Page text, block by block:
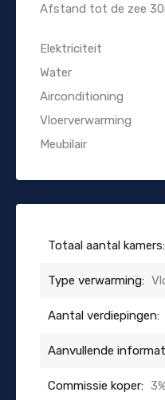
Afstand tot de zee
Elektriciteit
Water
Airconditioning
Vloerverwarming
Meubilair
Totaal aantal kamers:
Type verwarming:
Aantal verdiepingen:
Aanvullende
Commissie koper: